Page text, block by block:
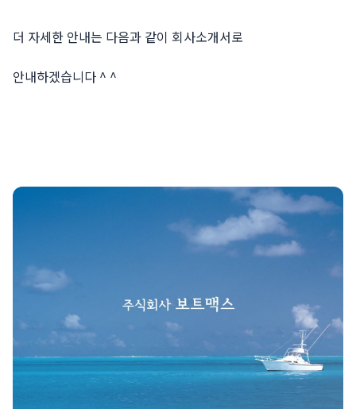
더 자세한 안내는 다음과 같이 회사소개서로
안내하겠습니다 ^ ^